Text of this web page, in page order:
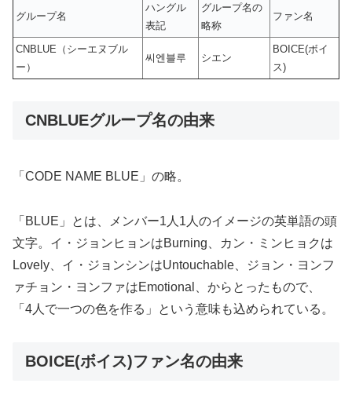
グループ名
ハングル
表記
グループ名の
略称
ファン名
CNBLUE（シーエヌブル
ー）
씨엔블루 シエン
BOICE(ボイ
ス)
CNBLUEグループ名の由来
「CODE NAME BLUE」の略。
「BLUE」とは、メンバー1人1人のイメージの英単語の頭
文字。イ・ジョンヒョンはBurning、カン・ミンヒョクは
Lovely、イ・ジョンシンはUntouchable、ジョン・ヨンフ
ァチョン・ヨンファはEmotional、からとったもので、
「4人で一つの色を作る」という意味も込められている。
BOICE(ボイス)ファン名の由来